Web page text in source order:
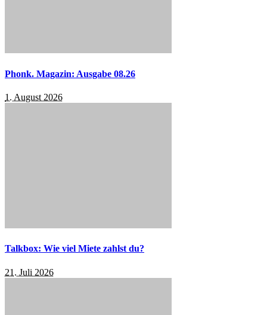
Phonk. Magazin: Ausgabe 08.26
1. August 2026
Talkbox: Wie viel Miete zahlst du?
21. Juli 2026